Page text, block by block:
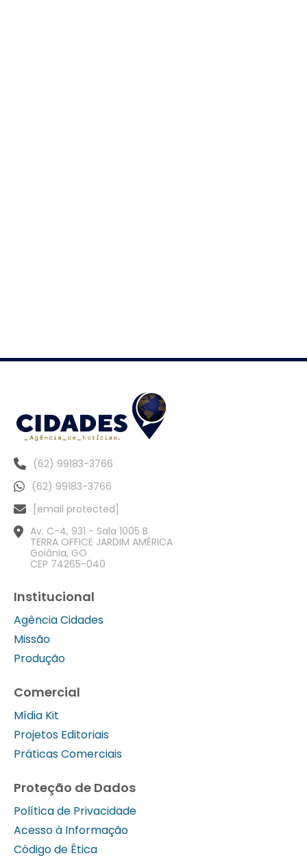
(62) 99183-3766
(62) 99183-3766
[email protected]
Av. C-4, 931 - Sala 1005 B
TERRA OFFICE JARDIM AMÉRICA
Goiânia, GO
CEP 74265-040
Institucional
Agência Cidades
Missão
Produção
Comercial
Mídia Kit
Projetos Editoriais
Práticas Comerciais
Proteção de Dados
Política de Privacidade
Acesso à Informação
Código de Ética